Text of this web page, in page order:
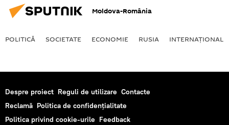
Moldova-România
POLITICĂ SOCIETATE ECONOMIE RUSIA INTERNAŢIONAL
Despre proiect Reguli de utilizare Contacte
Reclamă Politica de confidențialitate
Politica privind cookie-urile Feedback